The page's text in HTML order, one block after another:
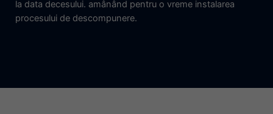
la data decesului. amânând pentru o vreme instalarea
procesului de descompunere.